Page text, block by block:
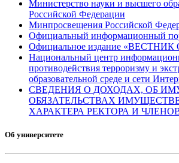
Министерство науки и высшего
Российской Федерации
Минпросвещения Российской
Официальный информационный
Официальное издание
Национальный центр
противодействия терроризму и
образовательной среде и сети
СВЕДЕНИЯ О ДОХОДАХ, ОБ
ОБЯЗАТЕЛЬСТВАХ
ХАРАКТЕРА РЕКТОРА И
Об университете